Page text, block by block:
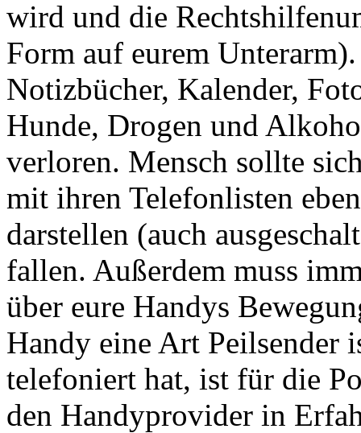
wird und die
Form auf eurem
Notizbücher, Kalender,
Hunde, Drogen und
verloren. Mensch sollte
mit ihren Telefonlisten
darstellen (auch
fallen. Außerdem muss
über eure Handys
Handy eine Art Peilsender
telefoniert hat, ist für die
den Handyprovider in